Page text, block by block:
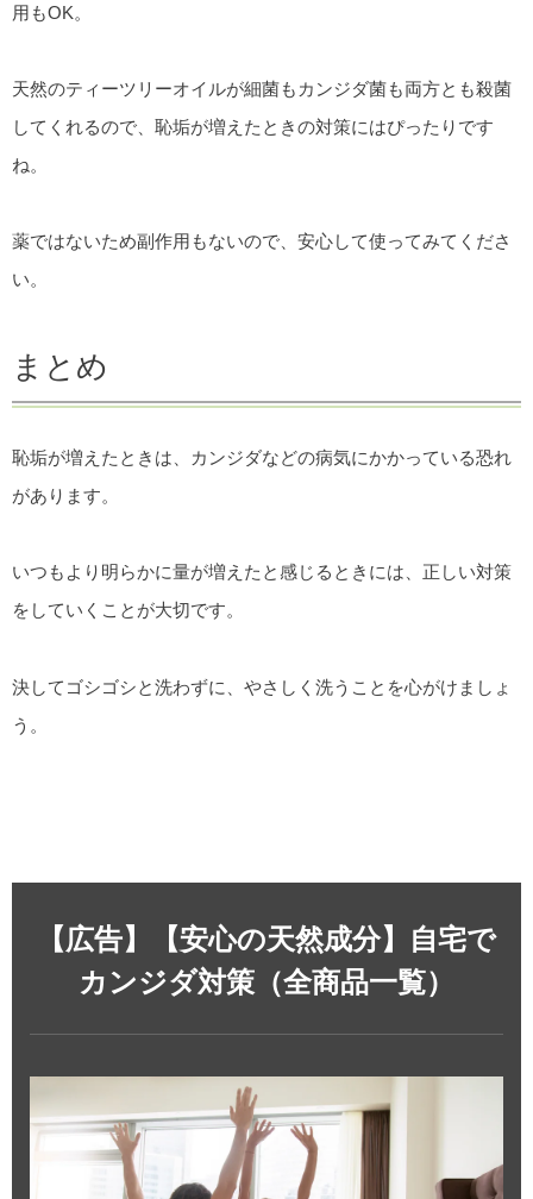
用もOK。
天然のティーツリーオイルが細菌もカンジダ菌も両方とも殺菌
してくれるので、恥垢が増えたときの対策にはぴったりです
ね。
薬ではないため副作用もないので、安心して使ってみてくださ
い。
まとめ
恥垢が増えたときは、カンジダなどの病気にかかっている恐れ
があります。
いつもより明らかに量が増えたと感じるときには、正しい対策
をしていくことが大切です。
決してゴシゴシと洗わずに、やさしく洗うことを心がけましょ
う。
【広告】【安心の天然成分】自宅で
カンジダ対策（全商品一覧）